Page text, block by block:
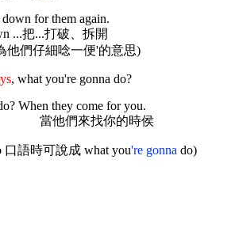
for them again.
...把...打破、拆開
他們仔細唸一便'的意思)
, what you're gonna do?
When they come for you.
當他們來找你的時侯
口語時可說成 what you're gonna do)